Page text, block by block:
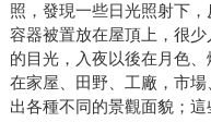
照，發現一些日光照射下
容器被置放在屋頂上，很
的目光，入夜以後在月色
在家屋、田野、工廠，市
出各種不同的景觀面貌；